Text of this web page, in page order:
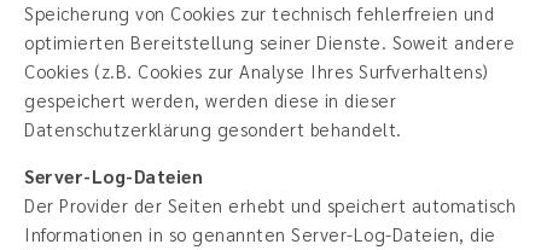
Speicherung von Cookies zur technisch fehlerfreien und
optimierten Bereitstellung seiner Dienste. Soweit andere
Cookies (z.B. Cookies zur Analyse Ihres Surfverhaltens)
gespeichert werden, werden diese in dieser
Datenschutzerklärung gesondert behandelt.
Server-Log-Dateien
Der Provider der Seiten erhebt und speichert automatisch
Informationen in so genannten Server-Log-Dateien, die